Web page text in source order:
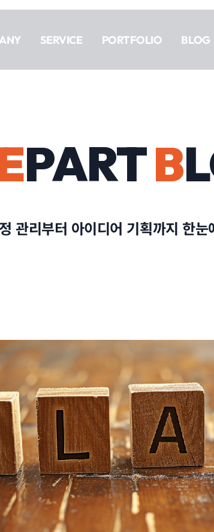
SERVICE PORTFOLIO BLOG
PARTB
관리부터 아이디어 기획까지 한